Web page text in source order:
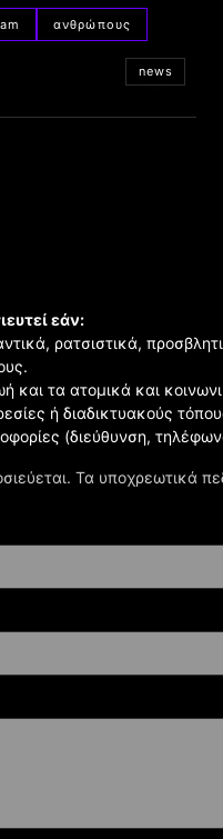
ανθρώπους
news
Τα υποχρεωτικά
εάν:
ρατσιστικά,
και τα ατομικά και
ή διαδικτυακούς
(διεύθυνση,